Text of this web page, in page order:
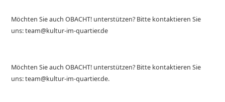
Möchten Sie auch OBACHT! unterstützen? Bitte kontaktieren Sie
uns: team@kultur-im-quartier.de
Möchten Sie auch OBACHT! unterstützen? Bitte kontaktieren Sie
uns: team@kultur-im-quartier.de.